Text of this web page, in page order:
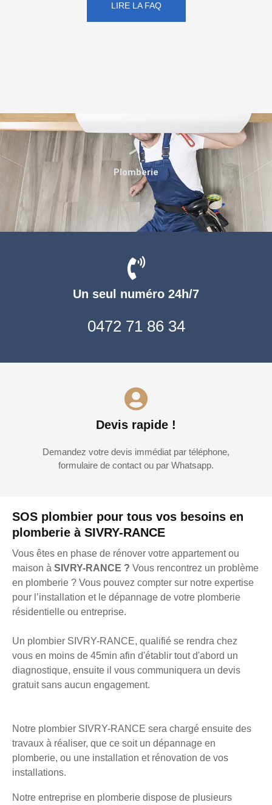
LIRE LA FAQ
SOS plombier pour tous vos besoins en
plomberie à SIVRY-RANCE
Vous êtes en phase de rénover votre appartement ou
maison à SIVRY-RANCE ? Vous rencontrez un problème
en plomberie ? Vous pouvez compter sur notre expertise
pour l’installation et le dépannage de votre plomberie
résidentielle ou entreprise.
Un plombier SIVRY-RANCE, qualifié se rendra chez
vous en moins de 45min afin d'établir tout d'abord un
diagnostique, ensuite il vous communiquera un devis
gratuit sans aucun engagement.
Notre plombier SIVRY-RANCE sera chargé ensuite des
travaux à réaliser, que ce soit un dépannage en
plomberie, ou une installation et rénovation de vos
installations.
Notre entreprise en plomberie dispose de plusieurs
Un seul numéro 24h/7
0472 71 86 34
Devis rapide !
Demandez votre devis immédiat par téléphone,
formulaire de contact ou par Whatsapp.
Plomberie